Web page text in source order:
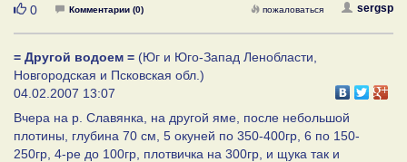
Нравится
0 Комментарии (0) sergsp
пожаловаться
= Другой водоем = (Юг и Юго-Запад Ленобласти,
Новгородская и Псковская обл.)
04.02.2007 13:07
Вчера на р. Славянка, на другой яме, после небольшой
плотины, глубина 70 см, 5 окуней по 350-400гр, 6 по 150-
250гр, 4-ре до 100гр, плотвичка на 300гр, и щука так и